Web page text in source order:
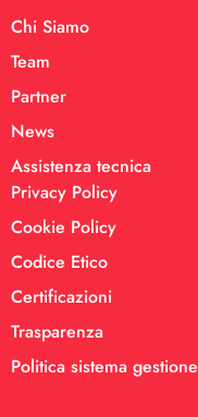
Chi Siamo
Team
Partner
News
Assistenza tecnica
Privacy Policy
Cookie Policy
Codice Etico
Certificazioni
Trasparenza
Politica sistema gestione